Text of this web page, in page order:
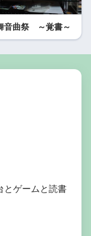
音曲祭 ～覚書～
とゲームと読書